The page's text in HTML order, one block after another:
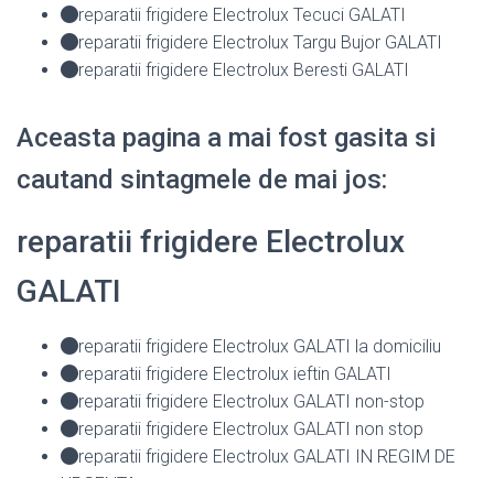
reparatii frigidere Electrolux Tecuci GALATI
reparatii frigidere Electrolux Targu Bujor GALATI
reparatii frigidere Electrolux Beresti GALATI
Aceasta pagina a mai fost gasita si
cautand sintagmele de mai jos:
reparatii frigidere Electrolux
GALATI
reparatii frigidere Electrolux GALATI la domiciliu
reparatii frigidere Electrolux ieftin GALATI
reparatii frigidere Electrolux GALATI non-stop
reparatii frigidere Electrolux GALATI non stop
reparatii frigidere Electrolux GALATI IN REGIM DE